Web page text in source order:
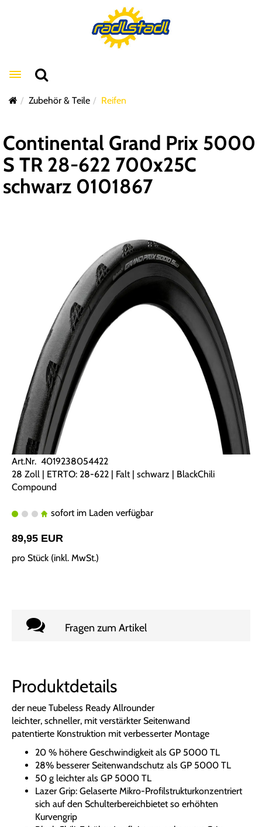
Toggle navigation
Zubehör & Teile Reifen
Continental Grand Prix 5000
S TR 28-622 700x25C
schwarz 0101867
Art.Nr. 4019238054422
28 Zoll | ETRTO: 28-622 | Falt | schwarz | BlackChili
Compound
sofort im Laden verfügbar
89,95 EUR
pro Stück (inkl. MwSt.)
Fragen zum Artikel
Produktdetails
der neue Tubeless Ready Allrounder
leichter, schneller, mit verstärkter Seitenwand
patentierte Konstruktion mit verbesserter Montage
20 % höhere Geschwindigkeit als GP 5000 TL
28% besserer Seitenwandschutz als GP 5000 TL
50 g leichter als GP 5000 TL
Lazer Grip: Gelaserte Mikro-Profilstrukturkonzentriert
sich auf den Schulterbereichbietet so erhöhten
Kurvengrip